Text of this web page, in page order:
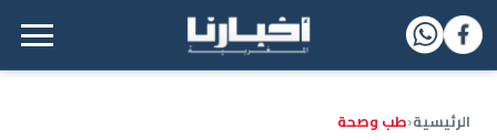
القائمة الرئيسية
الرئيسية‹طب وصحة